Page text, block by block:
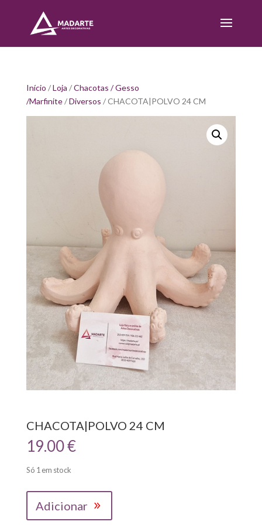
Início /Loja /Chacotas / Gesso
/Marfinite/Diversos / CHACOTA|POLVO 24 CM
CHACOTA|POLVO 24 CM
19.00€
Só 1 em stock
Adicionar